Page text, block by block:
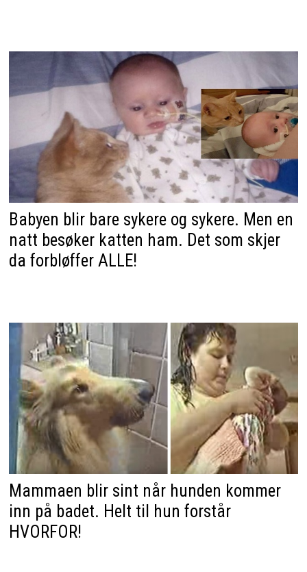
Babyen blir bare sykere og sykere. Men en
natt besøker katten ham. Det som skjer
da forbløffer ALLE!
Mammaen blir sint når hunden kommer
inn på badet. Helt til hun forstår
HVORFOR!